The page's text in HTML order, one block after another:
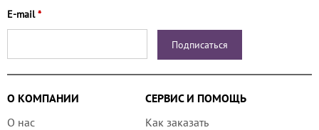
E-mail*
О КОМПАНИИ
СЕРВИС И ПОМОЩЬ
О нас
Как заказать